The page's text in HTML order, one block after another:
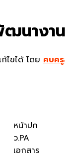
นางา
ไขได้ โดย คบค
หน้าปก
ว.PA
เอกสาร